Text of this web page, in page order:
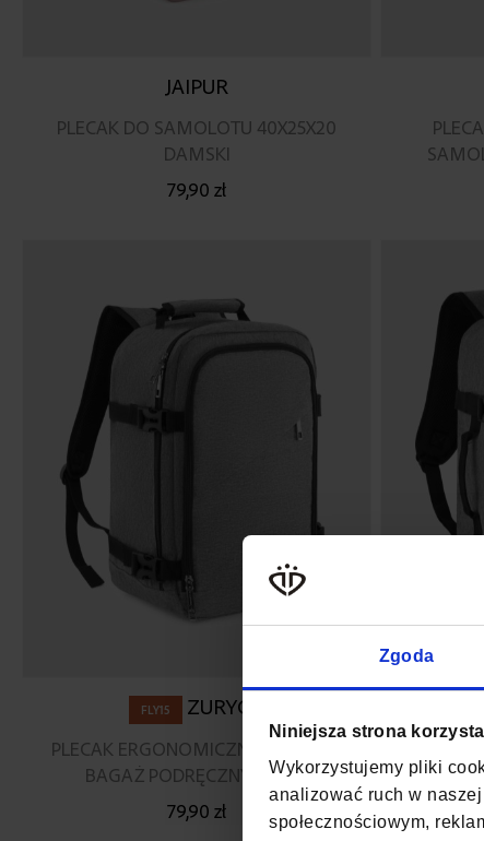
Zgoda
Niniejsza strona
Wykorzystujemy pliki
analizować ruch w
społecznościowym,
JAIPUR
PLECAK DO SAMOLOTU 40X25X20
DAMSKI
79,90 zł
FLY15 ZURYCH
PLECAK ERGONOMICZNY 40X20X25
BAGAŻ PODRĘCZNY SZARY
79,90 zł